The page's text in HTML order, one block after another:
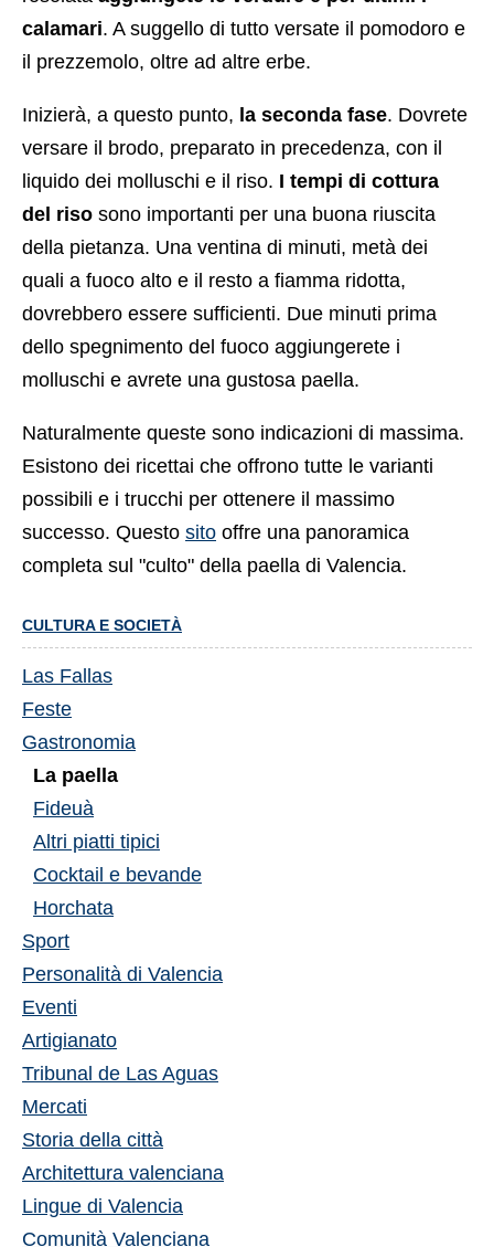
calamari. A suggello di tutto versate il pomodoro e
il prezzemolo, oltre ad altre erbe.
Inizierà, a questo punto, la seconda fase. Dovrete
versare il brodo, preparato in precedenza, con il
liquido dei molluschi e il riso. I tempi di cottura
del riso sono importanti per una buona riuscita
della pietanza. Una ventina di minuti, metà dei
quali a fuoco alto e il resto a fiamma ridotta,
dovrebbero essere sufficienti. Due minuti prima
dello spegnimento del fuoco aggiungerete i
molluschi e avrete una gustosa paella.
Naturalmente queste sono indicazioni di massima.
Esistono dei ricettai che offrono tutte le varianti
possibili e i trucchi per ottenere il massimo
successo. Questo sito offre una panoramica
completa sul "culto" della paella di Valencia.
CULTURA E SOCIETÀ
Las Fallas
Feste
Gastronomia
La paella
Fideuà
Altri piatti tipici
Cocktail e bevande
Horchata
Sport
Personalità di Valencia
Eventi
Artigianato
Tribunal de Las Aguas
Mercati
Storia della città
Architettura valenciana
Lingue di Valencia
Comunità Valenciana